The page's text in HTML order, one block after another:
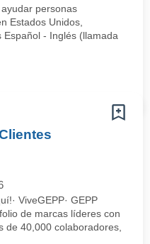
personas
Estados Unidos,
- Inglés (llamada
ViveGEPP· GEPP
de marcas líderes con
de 40,000 colaboradores,